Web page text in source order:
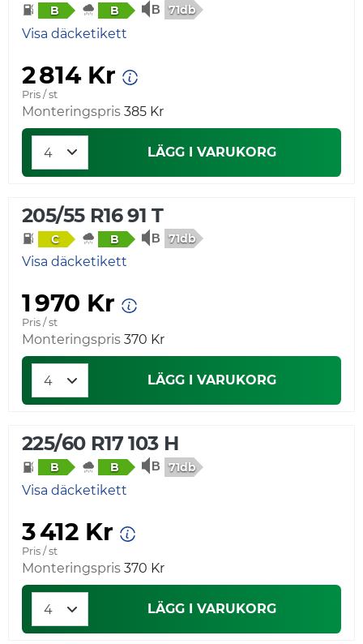
B B 71db
Visa däcketikett
2 814 Kr
Pris / st
Monteringspris 385 Kr
LÄGG I VARUKORG
205/55 R16 91 T
C B 71db
Visa däcketikett
1 970 Kr
Pris / st
Monteringspris 370 Kr
LÄGG I VARUKORG
225/60 R17 103 H
B B 71db
Visa däcketikett
3 412 Kr
Pris / st
Monteringspris 370 Kr
LÄGG I VARUKORG